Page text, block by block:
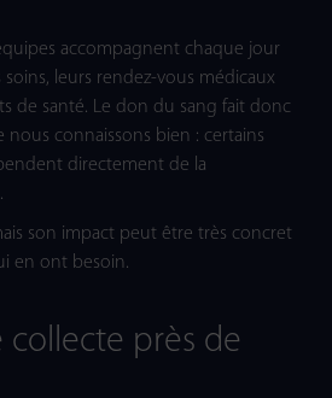
accompagnent chaque jour
leurs rendez-vous médicaux
de santé. Le don du sang fait donc
nous connaissons bien : certains
directement de la
son impact peut être très concret
en ont besoin.
collecte près de